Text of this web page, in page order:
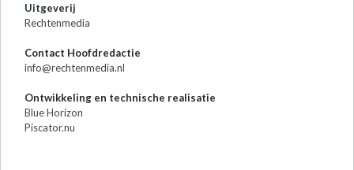
Uitgeverij
Rechtenmedia
Contact Hoofdredactie
info@rechtenmedia.nl
Ontwikkeling en technische realisatie
Blue Horizon
Piscator.nu